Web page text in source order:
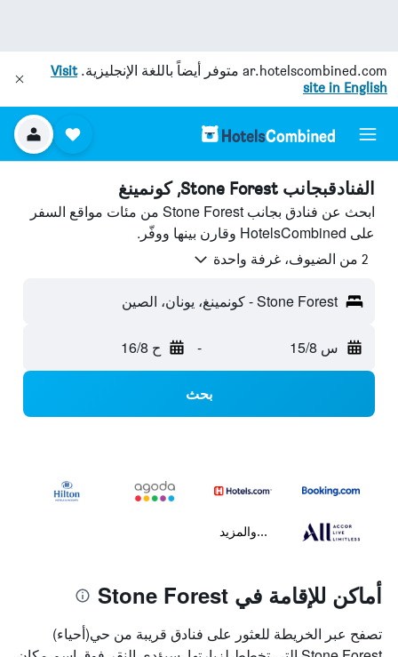
ar.hotelscombined.com متوفر أيضاً باللغة الإنجليزية.Visit
site in English
الفنادقبجانب Stone Forest, كونمينغ
ابحث عن فنادق بجانب Stone Forest من مئات مواقع السفر
على HotelsCombined وقارن بينها ووفّر.
2 من الضيوف، غرفة واحدة
Stone Forest - كونمينغ، يونان، الصين
س 15/8 - ح 16/8
بحث
...والمزيد
أماكن للإقامة في Stone Forest
تصفح عبر الخريطة للعثور على فنادق قريبة من حي(أحياء)